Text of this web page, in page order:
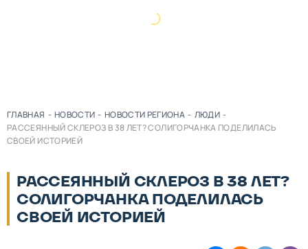
ГЛАВНАЯ - НОВОСТИ - НОВОСТИ РЕГИОНА - ЛЮДИ -
РАССЕЯННЫЙ СКЛЕРОЗ В 38 ЛЕТ? СОЛИГОРЧАНКА ПОДЕЛИЛАСЬ
СВОЕЙ ИСТОРИЕЙ
РАССЕЯННЫЙ СКЛЕРОЗ В 38 ЛЕТ?
СОЛИГОРЧАНКА ПОДЕЛИЛАСЬ
СВОЕЙ ИСТОРИЕЙ